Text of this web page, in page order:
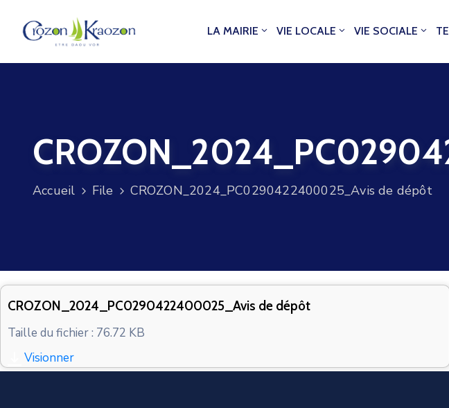
LA MAIRIE VIE LOCALE VIE SOCIALE
Accueil File CROZON_2024_PC0290422400025_Avis de dépôt
CROZON_2024_PC0290422400025_Avis de dépôt
Taille du fichier : 76.72 KB
Visionner